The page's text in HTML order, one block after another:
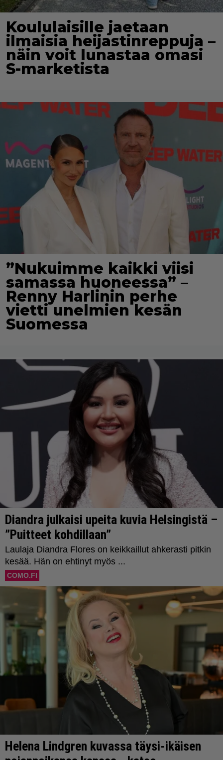
Koululaisille jaetaan
ilmaisia heijastinreppuja –
näin voit lunastaa omasi
S-marketista
”Nukuimme kaikki viisi
samassa huoneessa” –
Renny Harlinin perhe
vietti unelmien kesän
Suomessa